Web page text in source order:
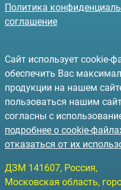
Политика
соглашение
Сайт использует cookie-
обеспечить Вас
продукции на нашем
пользоваться нашим
согласны с
подробнее о cookie-
отказаться от их
ДЗМ 141607, Россия,
Московская область,